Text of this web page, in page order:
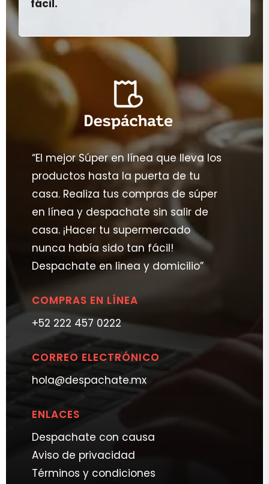
fácil.
“El mejor Súper en línea que lleva los
productos hasta la puerta de tu
casa. Realiza tus compras de súper
en línea y despachate sin salir de
casa. ¡Hacer tu supermercado
nunca había sido tan fácil!
Despachate en linea y domicilio”
COMPRAS EN LÍNEA
+52 222 457 0222
CORREO ELECTRÓNICO
hola@despachate.mx
ENLACES
Despachate con causa
Aviso de privacidad
Términos y condiciones